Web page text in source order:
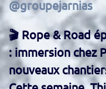
@groupejarnias
🎬 Rope & Road
: immersion chez
nouveaux